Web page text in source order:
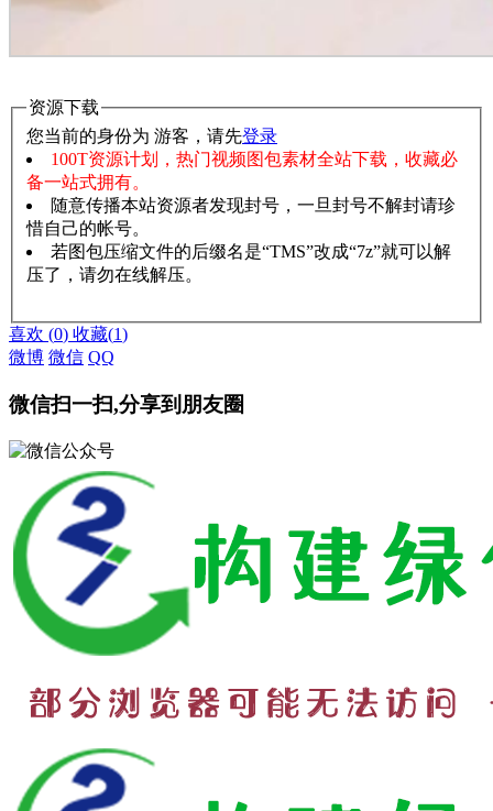
资源下载
您当前的身份为 游客，请先登录
100T资源计划，热门视频图包素材全站下载，收藏必
备一站式拥有。
随意传播本站资源者发现封号，一旦封号不解封请珍
惜自己的帐号。
若图包压缩文件的后缀名是“TMS”改成“7z”就可以解
压了，请勿在线解压。
喜欢 (0) 收藏(1)
微博 微信 QQ
微信扫一扫,分享到朋友圈